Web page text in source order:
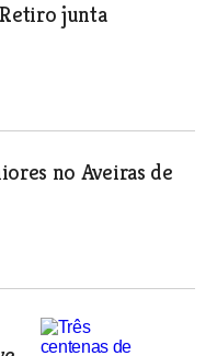
junta
no Aveiras de